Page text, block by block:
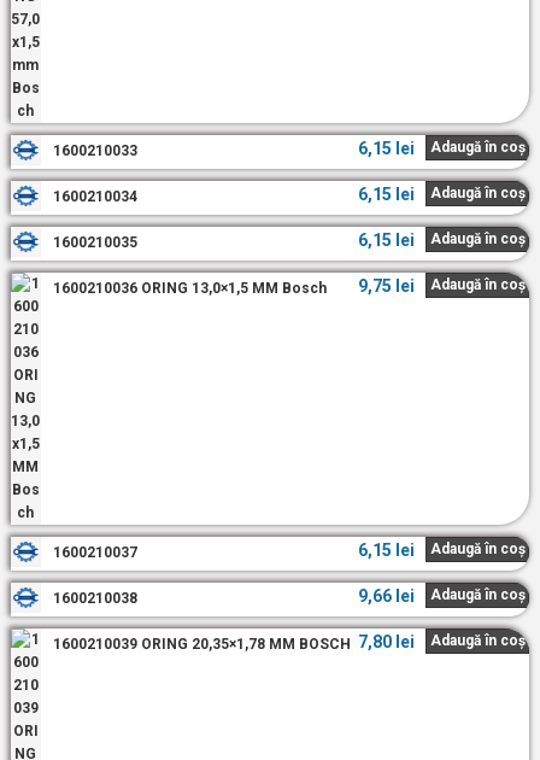
1600210033 6,15 lei Adaugă în coș
1600210034 6,15 lei Adaugă în coș
1600210035 6,15 lei Adaugă în coș
1600210036 ORING 13,0×1,5 MM Bosch 9,75 lei Adaugă în coș
1600210037 6,15 lei Adaugă în coș
1600210038 9,66 lei Adaugă în coș
1600210039 ORING 20,35×1,78 MM BOSCH 7,80 lei Adaugă în coș